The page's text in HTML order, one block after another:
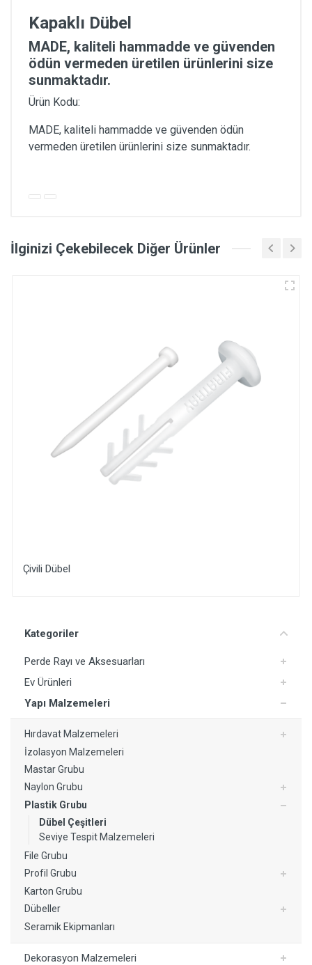
Kategoriler
Perde Rayı ve Aksesuarları
Ev Ürünleri
Yapı Malzemeleri
Hırdavat Malzemeleri
İzolasyon Malzemeleri
Mastar Grubu
Naylon Grubu
Plastik Grubu
Dübel Çeşitleri
Seviye Tespit Malzemeleri
File Grubu
Profil Grubu
Karton Grubu
Dübeller
Seramik Ekipmanları
Dekorasyon Malzemeleri
Kapaklı Dübel
MADE, kaliteli hammadde ve güvenden
ödün vermeden üretilen ürünlerini size
sunmaktadır.
Ürün Kodu:
MADE, kaliteli hammadde ve güvenden ödün
vermeden üretilen ürünlerini size sunmaktadır.
İlginizi Çekebilecek Diğer Ürünler